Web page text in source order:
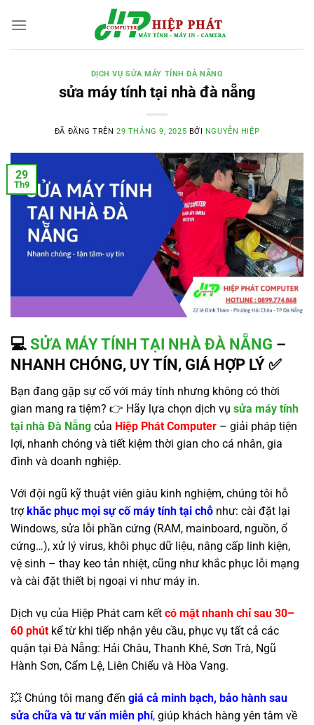
đến
DỊCH VỤ SỬA MÁY TÍNH ĐÀ NẴNG
sửa máy tính tại nhà đà nẵng
ĐÃ ĐĂNG TRÊN29 THÁNG 9, 2025 BỞI NGUYỄN HIỆP
29
Th9
💻SỬA MÁY TÍNH TẠI NHÀ ĐÀ NẴNG –
NHANH CHÓNG, UY TÍN, GIÁ HỢP LÝ ✅
Bạn đang gặp sự cố với máy tính nhưng không có thời
gian mang ra tiệm? 👉 Hãy lựa chọn dịch vụ sửa máy tính
tại nhà Đà Nẵng của Hiệp Phát Computer – giải pháp tiện
lợi, nhanh chóng và tiết kiệm thời gian cho cá nhân, gia
đình và doanh nghiệp.
Với đội ngũ kỹ thuật viên giàu kinh nghiệm, chúng tôi hỗ
trợkhắc phục mọi sự cố máy tính tại chỗ như: cài đặt lại
Windows, sửa lỗi phần cứng (RAM, mainboard, nguồn, ổ
cứng…), xử lý virus, khôi phục dữ liệu, nâng cấp linh kiện,
vệ sinh – thay keo tản nhiệt, cũng như khắc phục lỗi mạng
và cài đặt thiết bị ngoại vi như máy in.
Dịch vụ của Hiệp Phát cam kết có mặt nhanh chỉ sau 30–
60 phút kể từ khi tiếp nhận yêu cầu, phục vụ tất cả các
quận tại Đà Nẵng: Hải Châu, Thanh Khê, Sơn Trà, Ngũ
Hành Sơn, Cẩm Lệ, Liên Chiểu và Hòa Vang.
💥 Chúng tôi mang đến giá cả minh bạch, bảo hành sau
sửa chữa và tư vấn miễn phí, giúp khách hàng yên tâm về